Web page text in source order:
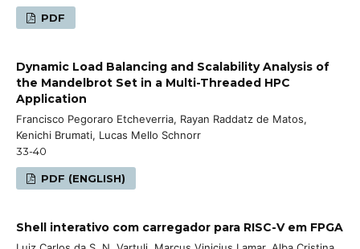
PDF
Dynamic Load Balancing and Scalability Analysis of
the Mandelbrot Set in a Multi-Threaded HPC
Application
Francisco Pegoraro Etcheverria, Rayan Raddatz de Matos,
Kenichi Brumati, Lucas Mello Schnorr
33-40
PDF (ENGLISH)
Shell interativo com carregador para RISC-V em FPGA